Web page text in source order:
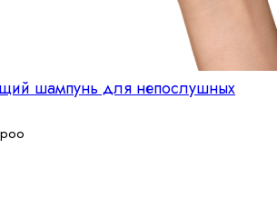
шампунь для непослушных